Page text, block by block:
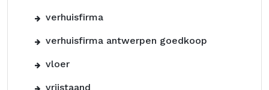
verhuisfirma
verhuisfirma antwerpen goedkoop
vloer
vrijstaand